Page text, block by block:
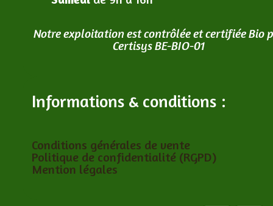
Notre exploitation est contrôlée et certifiée Bio
Certisys BE-BIO-01
Informations & conditions :
Conditions générales de vente
Politique de confidentialité (RGPD)
Mention légales